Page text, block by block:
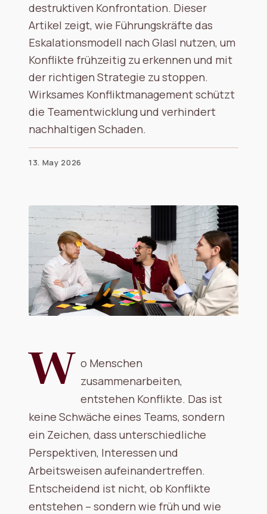
destruktiven Konfrontation. Dieser
Artikel zeigt, wie Führungskräfte das
Eskalationsmodell nach Glasl nutzen, um
Konflikte frühzeitig zu erkennen und mit
der richtigen Strategie zu stoppen.
Wirksames Konfliktmanagement schützt
die Teamentwicklung und verhindert
nachhaltigen Schaden.
13. May 2026
W
o Menschen
zusammenarbeiten,
entstehen Konflikte. Das ist
keine Schwäche eines Teams, sondern
ein Zeichen, dass unterschiedliche
Perspektiven, Interessen und
Arbeitsweisen aufeinandertreffen.
Entscheidend ist nicht, ob Konflikte
entstehen – sondern wie früh und wie